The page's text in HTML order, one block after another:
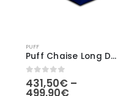
PUFF
Puff Chaise Long Duplo
0out of 5
431,50€ –
499,90€Price